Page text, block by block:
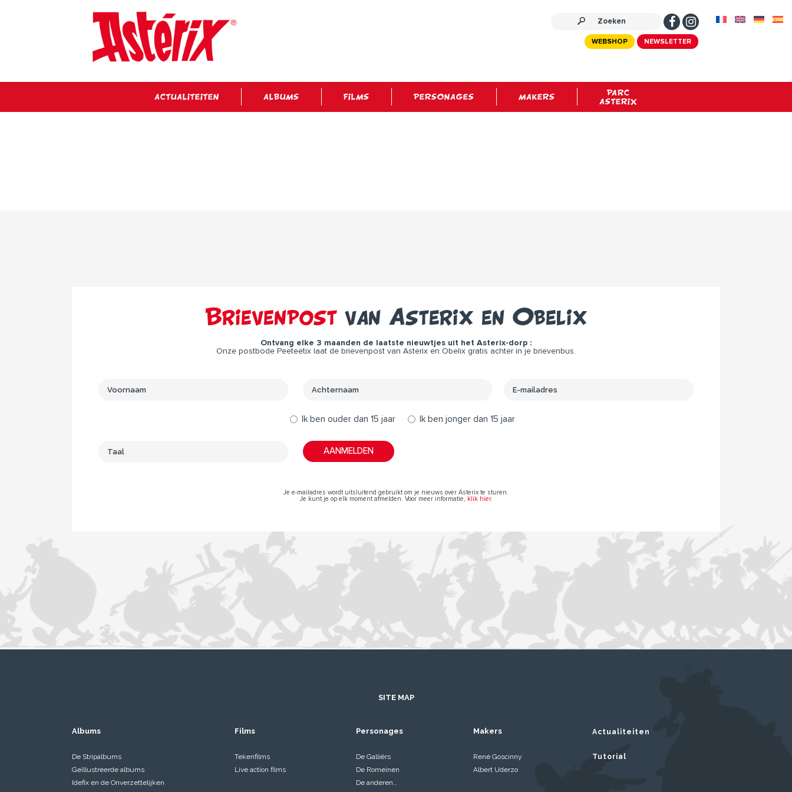
NEWSLETTER
WEBSHOP
ACTUALITEITEN ALBUMS FILMS PERSONAGES MAKERS
PARC
ASTERIX
Brievenpostvan Asterix en Obelix
Ontvang elke 3 maanden de laatste nieuwtjes uit het Asterix-dorp :
Onze postbode Peeteetix laat de brievenpost van Asterix en Obelix gratis achter in je brievenbus.
Ik ben ouder dan 15 jaar Ik ben jonger dan 15 jaar
Je e-mailadres wordt uitsluitend gebruikt om je nieuws over Asterix te sturen.
Je kunt je op elk moment afmelden. Voor meer informatie,
klik hier.
SITE MAP
Albums
De Stripalbums
Geïllustreerde albums
Idefix en de Onverzettelijken
Films
Tekenfilms
Live action films
Personages
De Galliërs
De Romeinen
De anderen…
Makers
René Goscinny
Albert Uderzo
Actualiteiten
Tutorial